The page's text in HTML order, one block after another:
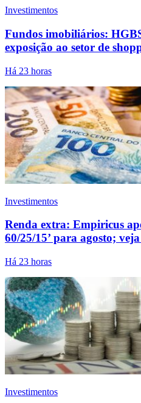
Investimentos
Fundos imobiliários:
exposição ao setor de
Há 23 horas
Investimentos
Renda extra: Empiricus
60/25/15’ para agosto;
Há 23 horas
Investimentos